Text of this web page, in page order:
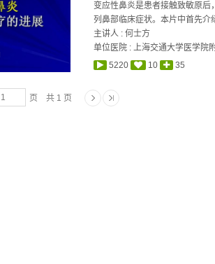
变应性鼻炎是患者接触致敏原
列鼻部临床症状。本片中首先介
主讲人 :何士方
单位医院 : 上海交通大学医学院
5220
10 35
页 共 1 页